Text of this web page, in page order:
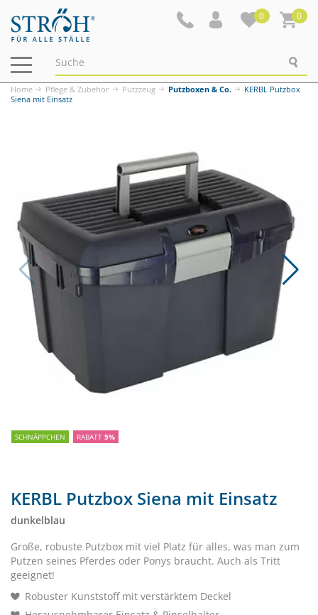
0 0
Navigation
ein-/ausblenden
Home Pflege & Zubehör Putzzeug Putzboxen & Co.
KERBL Putzbox
Siena mit Einsatz
SCHNÄPPCHEN RABATT 5%
KERBL Putzbox Siena mit Einsatz
dunkelblau
Große, robuste Putzbox mit viel Platz für alles, was man zum
Putzen seines Pferdes oder Ponys braucht. Auch als Tritt
geeignet!
Robuster Kunststoff mit verstärktem Deckel